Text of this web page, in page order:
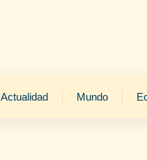
Actualidad Mundo